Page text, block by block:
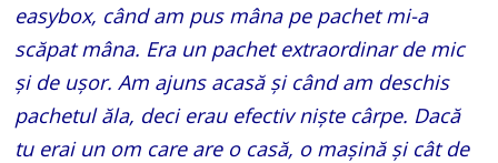
easybox, când am pus mâna pe pachet mi-a
scăpat mâna. Era un pachet extraordinar de mic
și de ușor. Am ajuns acasă și când am deschis
pachetul ăla, deci erau efectiv niște cârpe. Dacă
tu erai un om care are o casă, o mașină și cât de